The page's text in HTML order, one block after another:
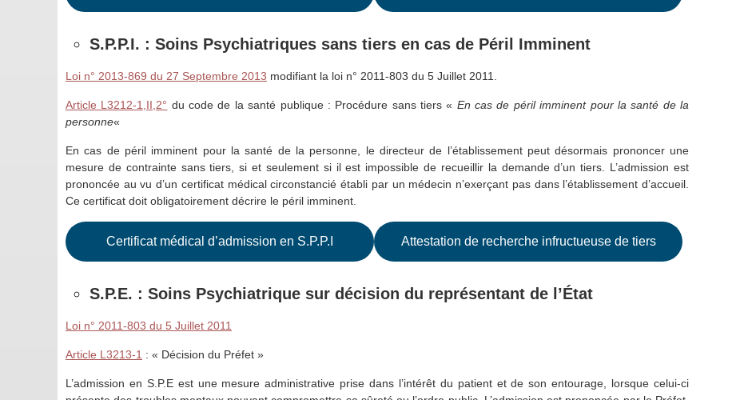
S.P.P.I. : Soins Psychiatriques sans tiers en cas de Péril Imminent
Loi n° 2013-869 du 27 Septembre 2013 modifiant la loi n° 2011-803 du 5 Juillet 2011.
Article L3212-1,II,2° du code de la santé publique : Procédure sans tiers « En cas de péril imminent pour la santé de la
personne«
En cas de péril imminent pour la santé de la personne, le directeur de l’établissement peut désormais prononcer une
mesure de contrainte sans tiers, si et seulement si il est impossible de recueillir la demande d’un tiers. L’admission est
prononcée au vu d’un certificat médical circonstancié établi par un médecin n’exerçant pas dans l’établissement d’accueil.
Ce certificat doit obligatoirement décrire le péril imminent.
Certificat médical d’admission en S.P.P.I Attestation de recherche infructueuse de tiers
S.P.E. : Soins Psychiatrique sur décision du représentant de l’État
Loi n° 2011-803 du 5 Juillet 2011
Article L3213-1 : « Décision du Préfet »
L’admission en S.P.E est une mesure administrative prise dans l’intérêt du patient et de son entourage, lorsque celui-ci